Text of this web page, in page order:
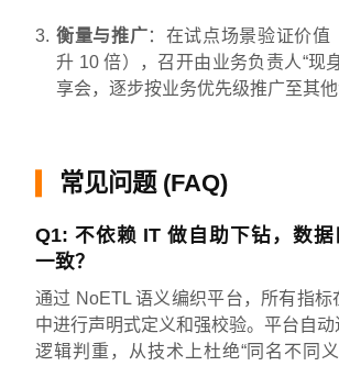
衡量与推广：在试点场景验证价值
升 10 倍），召开由业务负责人“现
享会，逐步按业务优先级推广至其他
常见问题 (FAQ)
Q1: 不依赖 IT 做自助下钻，数
一致？
通过 NoETL 语义编织平台，所有指标
中进行声明式定义和强校验。平台自
逻辑判重，从技术上杜绝“同名不同